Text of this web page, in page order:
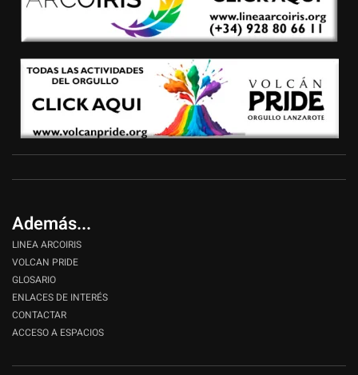
Además...
LINEA ARCOIRIS
VOLCAN PRIDE
GLOSARIO
ENLACES DE INTERÉS
CONTACTAR
ACCESO A ESPACIOS